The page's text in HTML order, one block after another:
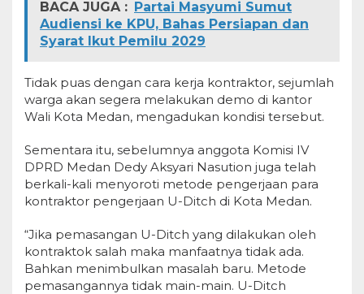
BACA JUGA : Partai Masyumi Sumut
Audiensi ke KPU, Bahas Persiapan dan
Syarat Ikut Pemilu 2029
Tidak puas dengan cara kerja kontraktor, sejumlah
warga akan segera melakukan demo di kantor
Wali Kota Medan, mengadukan kondisi tersebut.
Sementara itu, sebelumnya anggota Komisi IV
DPRD Medan Dedy Aksyari Nasution juga telah
berkali-kali menyoroti metode pengerjaan para
kontraktor pengerjaan U-Ditch di Kota Medan.
“Jika pemasangan U-Ditch yang dilakukan oleh
kontraktok salah maka manfaatnya tidak ada.
Bahkan menimbulkan masalah baru. Metode
pemasangannya tidak main-main. U-Ditch